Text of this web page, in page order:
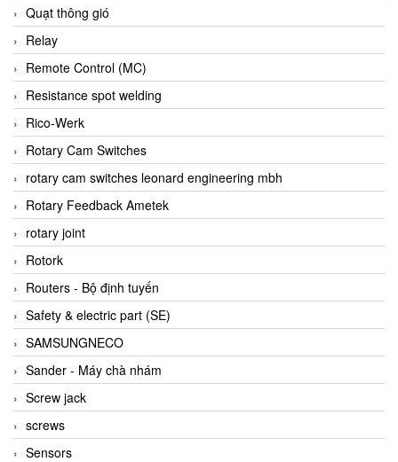
BlackBox Vietnam
BLAGDON PUMP
Bloom Engineering
Boneng
Bopp & Reuther Messtechnik
Bosch
Boydcorp
BRAUN Vietnam
Brinkmann Pumpen
BRONKHORST
Brook Instrument
Brooks Instrument Vietnam
Buhler
BURLING INSTRUMENTS
Burster
BUSCHJOST
Calectro
Quạt thông gió
Relay
Remote Control (MC)
Resistance spot welding
Rico-Werk
Rotary Cam Switches
rotary cam switches leonard engineering mbh
Rotary Feedback Ametek
rotary joint
Rotork
Routers - Bộ định tuyến
Safety & electric part (SE)
SAMSUNGNECO
Sander - Máy chà nhám
Screw jack
screws
Sensors